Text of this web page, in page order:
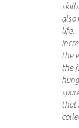
also
life.
the
the
that